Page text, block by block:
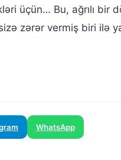
üçün… Bu, ağrılı bir
zərər vermiş biri ilə
WhatsApp